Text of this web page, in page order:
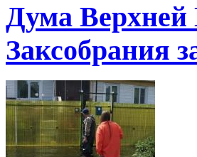
Дума
Заксобрания